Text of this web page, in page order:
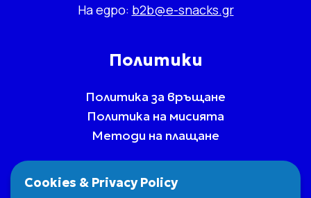
На едро: b2b@e-snacks.gr
Политики
Политика за връщане
Политика на мисията
Методи на плащане
Cookies & Privacy Policy